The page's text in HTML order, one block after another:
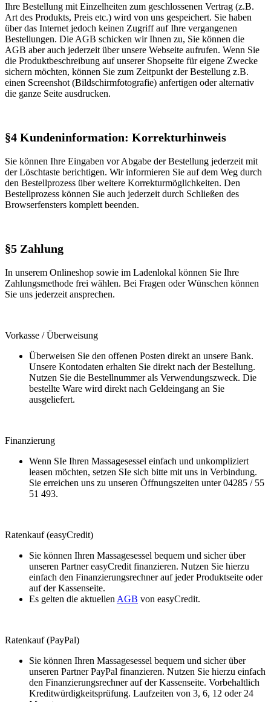
Ihre Bestellung mit Einzelheiten zum geschlossenen Vertrag (z.B.
Art des Produkts, Preis etc.) wird von uns gespeichert. Sie haben
über das Internet jedoch keinen Zugriff auf Ihre vergangenen
Bestellungen. Die AGB schicken wir Ihnen zu, Sie können die
AGB aber auch jederzeit über unsere Webseite aufrufen. Wenn Sie
die Produktbeschreibung auf unserer Shopseite für eigene Zwecke
sichern möchten, können Sie zum Zeitpunkt der Bestellung z.B.
einen Screenshot (Bildschirmfotografie) anfertigen oder alternativ
die ganze Seite ausdrucken.
§4 Kundeninformation: Korrekturhinweis
Sie können Ihre Eingaben vor Abgabe der Bestellung jederzeit mit
der Löschtaste berichtigen. Wir informieren Sie auf dem Weg durch
den Bestellprozess über weitere Korrekturmöglichkeiten. Den
Bestellprozess können Sie auch jederzeit durch Schließen des
Browserfensters komplett beenden.
§5 Zahlung
In unserem Onlineshop sowie im Ladenlokal können Sie Ihre
Zahlungsmethode frei wählen. Bei Fragen oder Wünschen können
Sie uns jederzeit ansprechen.
Vorkasse / Überweisung
Überweisen Sie den offenen Posten direkt an unsere Bank.
Unsere Kontodaten erhalten Sie direkt nach der Bestellung.
Nutzen Sie die Bestellnummer als Verwendungszweck. Die
bestellte Ware wird direkt nach Geldeingang an Sie
ausgeliefert.
Finanzierung
Wenn SIe Ihren Massagesessel einfach und unkompliziert
leasen möchten, setzen SIe sich bitte mit uns in Verbindung.
Sie erreichen uns zu unseren Öffnungszeiten unter 04285 / 55
51 493.
Ratenkauf (easyCredit)
Sie können Ihren Massagesessel bequem und sicher über
unseren Partner easyCredit finanzieren. Nutzen Sie hierzu
einfach den Finanzierungsrechner auf jeder Produktseite oder
auf der Kassenseite.
Es gelten die aktuellen AGB von easyCredit.
Ratenkauf (PayPal)
Sie können Ihren Massagesessel bequem und sicher über
unseren Partner PayPal finanzieren. Nutzen Sie hierzu einfach
den Finanzierungsrechner auf der Kassenseite. Vorbehaltlich
Kreditwürdigkeitsprüfung. Laufzeiten von 3, 6, 12 oder 24